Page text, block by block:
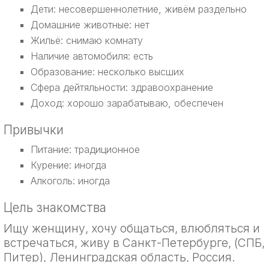
Дети: несовершеннолетние, живём раздельно
Домашние животные: нет
Жильё: снимаю комнату
Наличие автомобиля: есть
Образование: несколько высших
Сфера дейтяльности: здравоохранение
Доход: хорошо зарабатываю, обеспечен
Привычки
Питание: традиционное
Курение: иногда
Алкоголь: иногда
Цель знакомства
Ищу женщину, хочу общаться, влюбляться и
встречаться, живу в Санкт-Петербурге, (СПБ,
Питер), Ленинградская область, Россия.